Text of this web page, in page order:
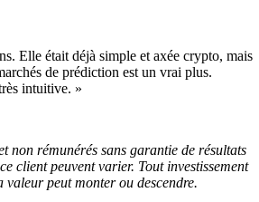
Elle était déjà simple et axée crypto, mais
de prédiction est un vrai plus.
intuitive. »
non rémunérés sans garantie de résultats
client peuvent varier. Tout investissement
valeur peut monter ou descendre.